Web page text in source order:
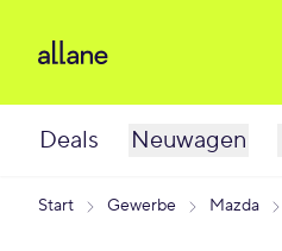
Deals Neuwagen
Start Gewerbe Mazda